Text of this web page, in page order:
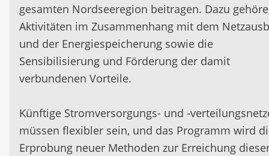
gesamten Nordseeregion beitragen. Dazu
Aktivitäten im Zusammenhang mit dem
und der Energiespeicherung sowie die
Sensibilisierung und Förderung der damit
verbundenen Vorteile.
Künftige Stromversorgungs- und -
müssen flexibler sein, und das Programm wird
Erprobung neuer Methoden zur Erreichung